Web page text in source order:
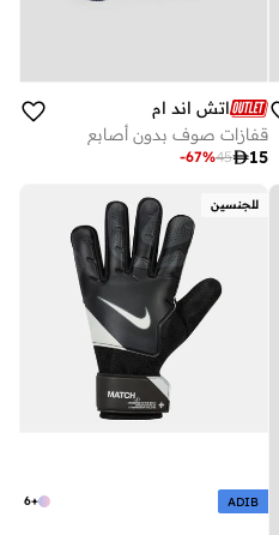
اتش اند ام
قفازات صوف بدون أصابع
15
45
-67%
للجنسين
+
6 ADIB